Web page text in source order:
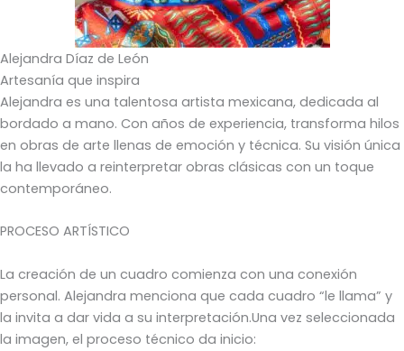
Alejandra Díaz de León
Artesanía que inspira
Alejandra es una talentosa artista mexicana, dedicada al
bordado a mano. Con años de experiencia, transforma hilos
en obras de arte llenas de emoción y técnica. Su visión única
la ha llevado a reinterpretar obras clásicas con un toque
contemporáneo.
PROCESO ARTÍSTICO
La creación de un cuadro comienza con una conexión
personal. Alejandra menciona que cada cuadro “le llama” y
la invita a dar vida a su interpretación.Una vez seleccionada
la imagen, el proceso técnico da inicio: